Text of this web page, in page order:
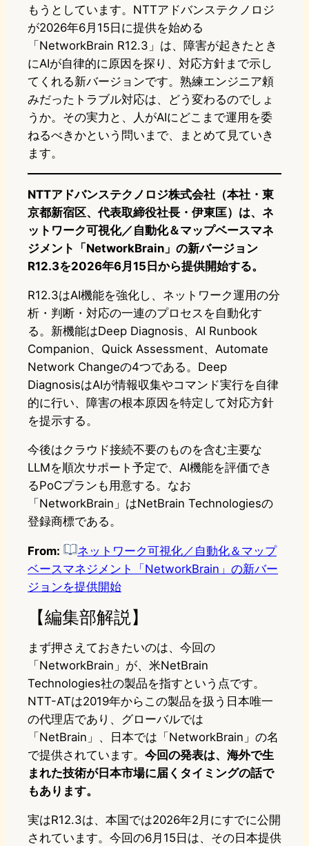
もうとしています。NTTアドバンステクノロジ
が2026年6月15日に提供を始める
「NetworkBrain R12.3」は、障害が起きたとき
にAIが自律的に原因を探り、対応方針まで示し
てくれる新バージョンです。熟練エンジニア頼
みだったトラブル対応は、どう変わるのでしょ
うか。その実力と、人がAIにどこまで運用を委
ねるべきかという問いまで、まとめて見ていき
ます。
NTTアドバンステクノロジ株式会社（本社・東
京都新宿区、代表取締役社長・伊東匡）は、ネ
ットワーク可視化／自動化＆マップベースマネ
ジメント「NetworkBrain」の新バージョン
R12.3を2026年6月15日から提供開始する。
R12.3はAI機能を強化し、ネットワーク運用の分
析・判断・対応の一連のプロセスを自動化す
る。新機能はDeep Diagnosis、AI Runbook
Companion、Quick Assessment、Automate
Network Changeの4つである。Deep
DiagnosisはAIが情報収集やコマンド実行を自律
的に行い、障害の根本原因を特定して対応方針
を提示する。
今後はクラウド接続不要のものを含む主要な
LLMを順次サポート予定で、AI機能を評価でき
るPoCプランも用意する。なお
「NetworkBrain」はNetBrain Technologiesの
登録商標である。
From:
ネットワーク可視化／自動化＆マップ
ベースマネジメント「NetworkBrain」の新バー
ジョンを提供開始
【編集部解説】
まず押さえておきたいのは、今回の
「NetworkBrain」が、米NetBrain
Technologies社の製品を指すという点です。
NTT-ATは2019年からこの製品を扱う日本唯一
の代理店であり、グローバルでは
「NetBrain」、日本では「NetworkBrain」の名
で提供されています。 今回の発表は、海外で生
まれた技術が日本市場に届くタイミングの話で
もあります。
実はR12.3は、本国では2026年2月にすでに公開
されています。今回の6月15日は、その日本提供